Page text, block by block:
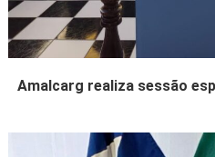
Amalcarg realiza sessão